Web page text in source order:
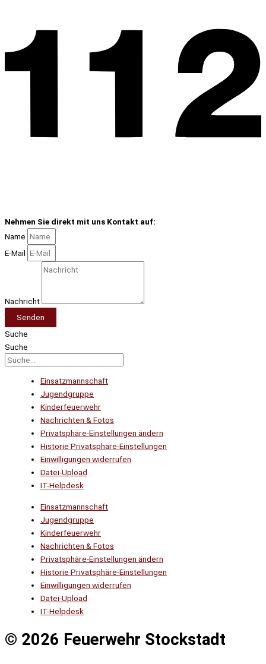
Nehmen Sie direkt mit uns Kontakt auf:
Name
E-Mail
Nachricht
Senden
Suche
Suche
Einsatzmannschaft
Jugendgruppe
Kinderfeuerwehr
Nachrichten & Fotos
Privatsphäre-Einstellungen ändern
Historie Privatsphäre-Einstellungen
Einwilligungen widerrufen
Datei-Upload
IT-Helpdesk
Einsatzmannschaft
Jugendgruppe
Kinderfeuerwehr
Nachrichten & Fotos
Privatsphäre-Einstellungen ändern
Historie Privatsphäre-Einstellungen
Einwilligungen widerrufen
Datei-Upload
IT-Helpdesk
© 2026 Feuerwehr Stockstadt